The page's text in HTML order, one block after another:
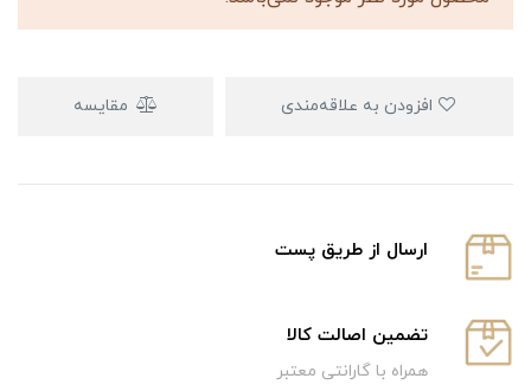
مقایسه
ارسال از طریق پست
تضمین اصالت کالا
همراه با گارانتی معتبر